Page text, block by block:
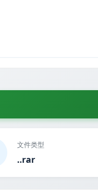
文件类型
..rar